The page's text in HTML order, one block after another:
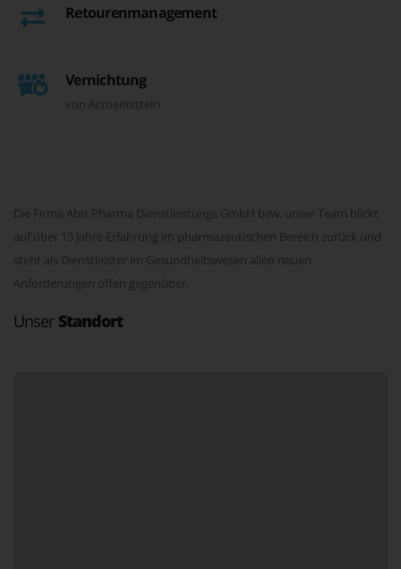
Retourenmanagement
Vernichtung
von Arzneimitteln
Die Firma Abis Pharma Dienstleistungs GmbH bzw. unser Team blickt
auf über 15 Jahre Erfahrung im pharmazeutischen Bereich zurück und
steht als Dienstleister im Gesundheitswesen allen neuen
Anforderungen offen gegenüber.
Unser Standort